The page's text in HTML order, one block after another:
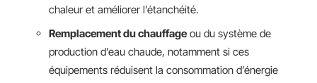
chaleur et améliorer l’étanchéité.
Remplacement du chauffage ou du système de
production d’eau chaude, notamment si ces
équipements réduisent la consommation d’énergie